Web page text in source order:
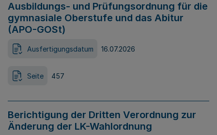
Ausbildungs- und Prüfungsordnung für die
gymnasiale Oberstufe und das Abitur
(APO-GOSt)
Ausfertigungsdatum 16.07.2026
Seite 457
Berichtigung der Dritten Verordnung zur
Änderung der LK-Wahlordnung